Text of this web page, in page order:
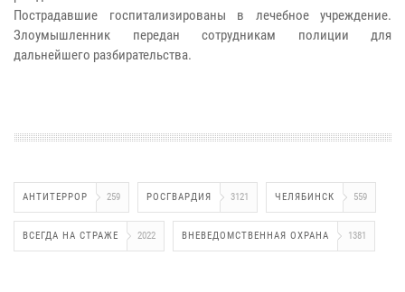
Пострадавшие госпитализированы в лечебное учреждение.
Злоумышленник передан сотрудникам полиции для
дальнейшего разбирательства.
АНТИТЕРРОР 259 РОСГВАРДИЯ 3121 ЧЕЛЯБИНСК 559
ВСЕГДА НА СТРАЖЕ 2022 ВНЕВЕДОМСТВЕННАЯ ОХРАНА 1381